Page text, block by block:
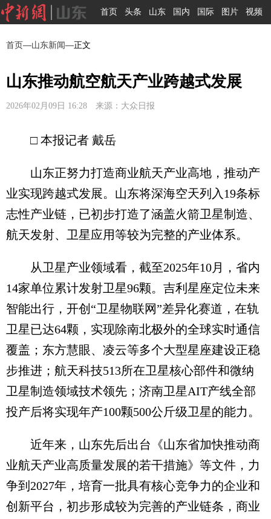
首页 头条 山东 国内 国际 图片 视频
首页—山东新闻—正文
山东推动航空航天产业跨越式发展
2026年02月09日 16:28 来源：大众日报
□ 本报记者 戴岳
山东正努力打造商业航天产业高地，推动产
业实现跨越式发展。山东将深海空天列入19条标
志性产业链，已初步打造了涵盖火箭卫星制造、
航天发射、卫星应用等较为完整的产业体系。
从卫星产业领域看，截至2025年10月，省内
14家单位累计发射卫星96颗。吉利星座定位未来
智能出行，开创“卫星物联网”差异化赛道，在轨
卫星已达64颗，实现除南北极外的全球实时通信
覆盖；东方慧眼、凌云等多个大型星座建设正稳
步推进；航天科技513所在卫星核心部件和微纳
卫星制造领域技术领先；济南卫星AIT产线全部
投产后将实现年产100颗500公斤级卫星的能力。
近年来，山东先后出台《山东省加快推动商
业航天产业高质量发展的若干措施》等文件，力
争到2027年，培育一批具有核心竞争力的企业和
创新平台，初步形成较为完善的产业链条，商业